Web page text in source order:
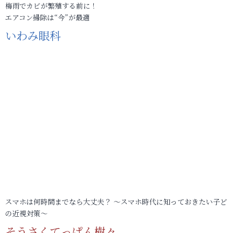
梅雨でカビが繁殖する前に！
エアコン掃除は“今”が最適
いわみ眼科
スマホは何時間までなら大丈夫？ ～スマホ時代に知っておきたい子
の近視対策～